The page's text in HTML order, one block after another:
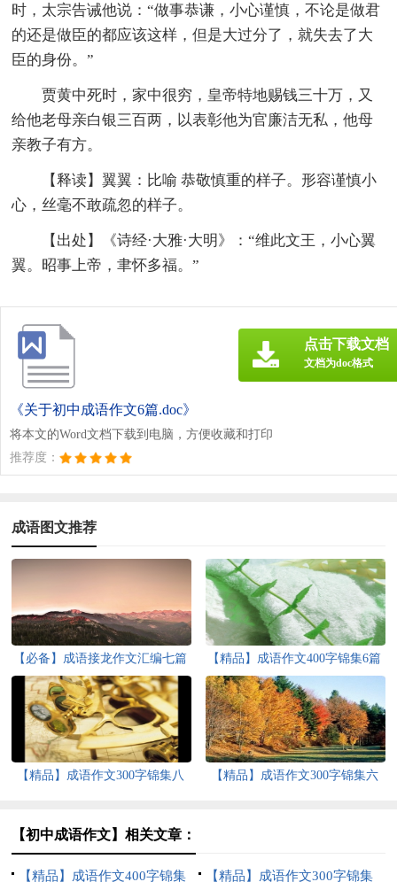
时，太宗告诫他说：“做事恭谦，小心谨慎，不论是做君
的还是做臣的都应该这样，但是大过分了，就失去了大
臣的身份。”
贾黄中死时，家中很穷，皇帝特地赐钱三十万，又
给他老母亲白银三百两，以表彰他为官廉洁无私，他母
亲教子有方。
【释读】翼翼：比喻 恭敬慎重的样子。形容谨慎小
心，丝毫不敢疏忽的样子。
【出处】《诗经·大雅·大明》：“维此文王，小心翼
翼。昭事上帝，聿怀多福。”
《关于初中成语作文6篇.doc》
将本文的Word文档下载到电脑，方便收藏和打印
推荐度：
点击下载文档
文档为doc格式
成语图文推荐
【必备】成语接龙作文汇编七篇 【精品】成语作文400字锦集6篇
【精品】成语作文300字锦集八
【精品】成语作文300字锦集六
【初中成语作文】相关文章：
【精品】成语作文400字锦集 【精品】成语作文300字锦集